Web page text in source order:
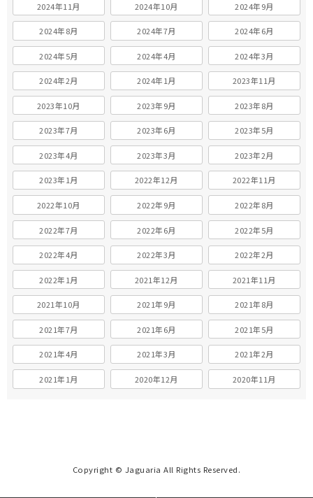
2024年11月 2024年10月 2024年9月
2024年8月 2024年7月 2024年6月
2024年5月 2024年4月 2024年3月
2024年2月 2024年1月 2023年11月
2023年10月 2023年9月 2023年8月
2023年7月 2023年6月 2023年5月
2023年4月 2023年3月 2023年2月
2023年1月 2022年12月 2022年11月
2022年10月 2022年9月 2022年8月
2022年7月 2022年6月 2022年5月
2022年4月 2022年3月 2022年2月
2022年1月 2021年12月 2021年11月
2021年10月 2021年9月 2021年8月
2021年7月 2021年6月 2021年5月
2021年4月 2021年3月 2021年2月
2021年1月 2020年12月 2020年11月
Copyright © Jaguaria All Rights Reserved.